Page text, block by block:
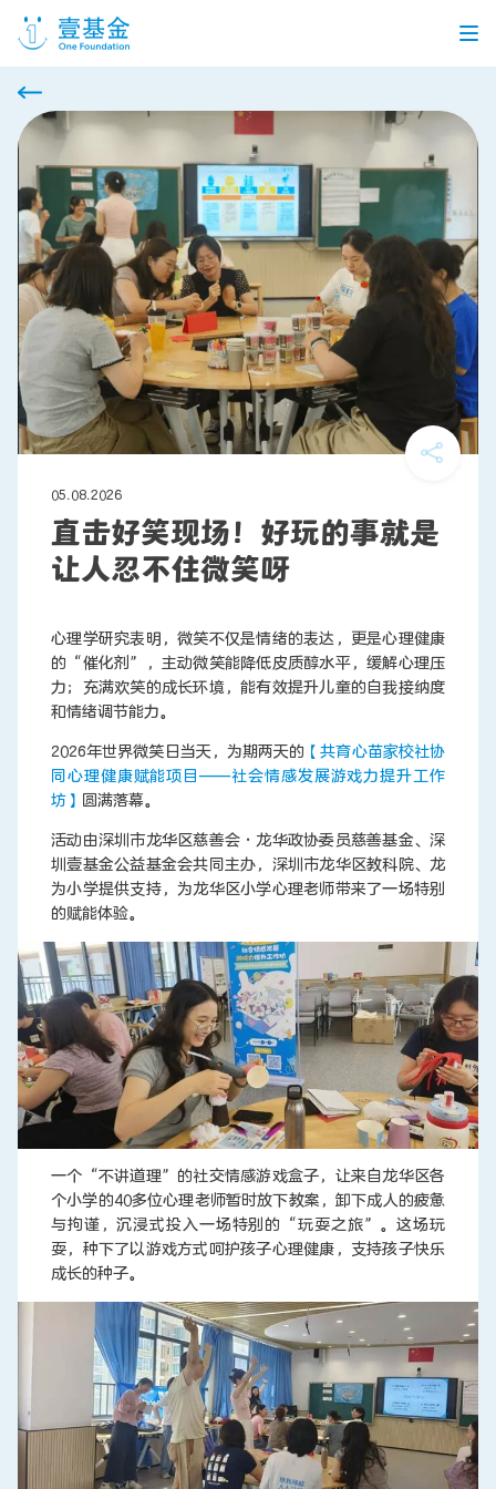
首页
信息公开
党建引领 机构介绍 信息披露 工作机会
公益项目
个人捐赠
企业合作
联系我们
05.08.2026
直击好笑现场！好玩的事就是
让人忍不住微笑呀
心理学研究表明，微笑不仅是情绪的表达，更是心理健康
的“催化剂”，主动微笑能降低皮质醇水平，缓解心理压
力；充满欢笑的成长环境，能有效提升儿童的自我接纳度
和情绪调节能力。
2026年世界微笑日当天，为期两天的 【共育心苗家校社协
同心理健康赋能项目——社会情感发展游戏力提升工作
坊】 圆满落幕。
活动由深圳市龙华区慈善会·龙华政协委员慈善基金、深
圳壹基金公益基金会共同主办，深圳市龙华区教科院、龙
为小学提供支持，为龙华区小学心理老师带来了一场特别
的赋能体验。
一个“不讲道理”的社交情感游戏盒子，让来自龙华区各
个小学的40多位心理老师暂时放下教案，卸下成人的疲惫
与拘谨，沉浸式投入一场特别的“玩耍之旅”。这场玩
耍，种下了以游戏方式呵护孩子心理健康，支持孩子快乐
成长的种子。